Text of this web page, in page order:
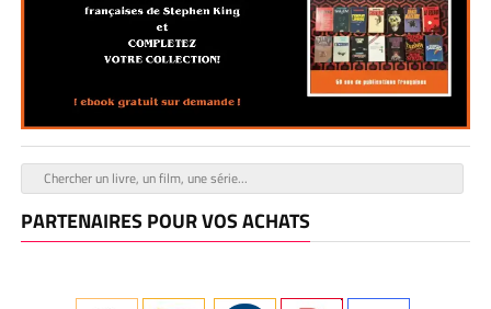
PARTENAIRES POUR VOS ACHATS